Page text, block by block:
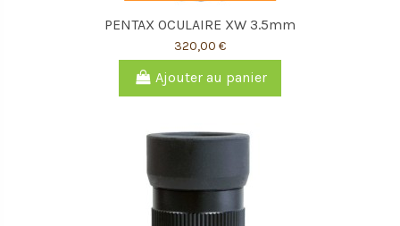
PENTAX OCULAIRE XW 3.5mm
320,00 €
Ajouter au panier